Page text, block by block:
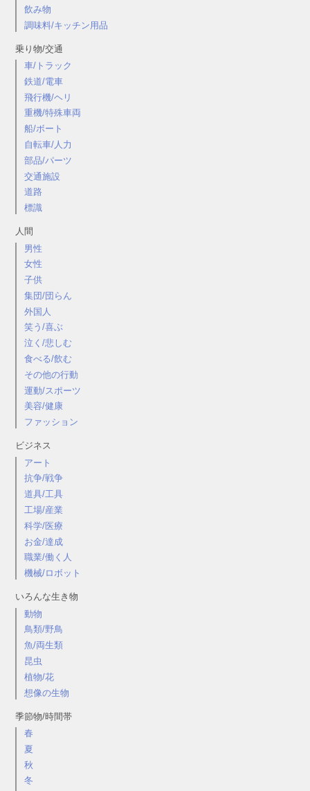
飲み物
調味料/キッチン用品
乗り物/交通
車/トラック
鉄道/電車
飛行機/ヘリ
重機/特殊車両
船/ボート
自転車/人力
部品/パーツ
交通施設
道路
標識
人間
男性
女性
子供
集団/団らん
外国人
笑う/喜ぶ
泣く/悲しむ
食べる/飲む
その他の行動
運動/スポーツ
美容/健康
ファッション
ビジネス
アート
抗争/戦争
道具/工具
工場/産業
科学/医療
お金/達成
職業/働く人
機械/ロボット
いろんな生き物
動物
鳥類/野鳥
魚/両生類
昆虫
植物/花
想像の生物
季節物/時間帯
春
夏
秋
冬